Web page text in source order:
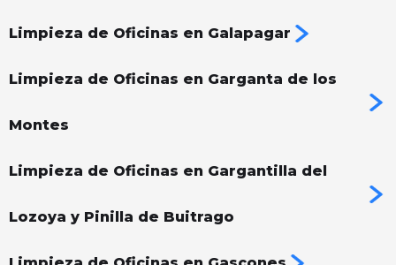
Limpieza de Oficinas en Galapagar
Limpieza de Oficinas en Garganta de los
Montes
Limpieza de Oficinas en Gargantilla del
Lozoya y Pinilla de Buitrago